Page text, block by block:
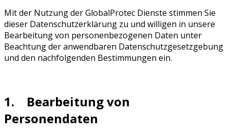
Mit der Nutzung der GlobalProtec Dienste stimmen Sie
dieser Datenschutzerklärung zu und willigen in unsere
Bearbeitung von personenbezogenen Daten unter
Beachtung der anwendbaren Datenschutzgesetzgebung
und den nachfolgenden Bestimmungen ein.
1. Bearbeitung von
Personendaten